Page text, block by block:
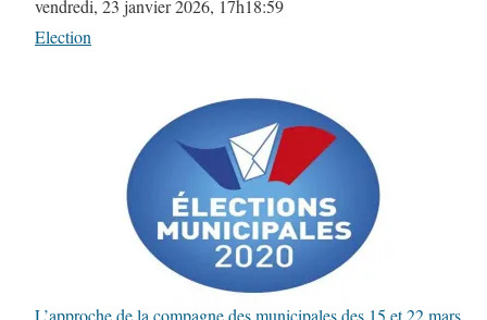
Date
vendredi, 23 janvier 2026, 17h18:59
Par rapport à
Election
L’approche de la compagne des municipales des 15 et 22 mars